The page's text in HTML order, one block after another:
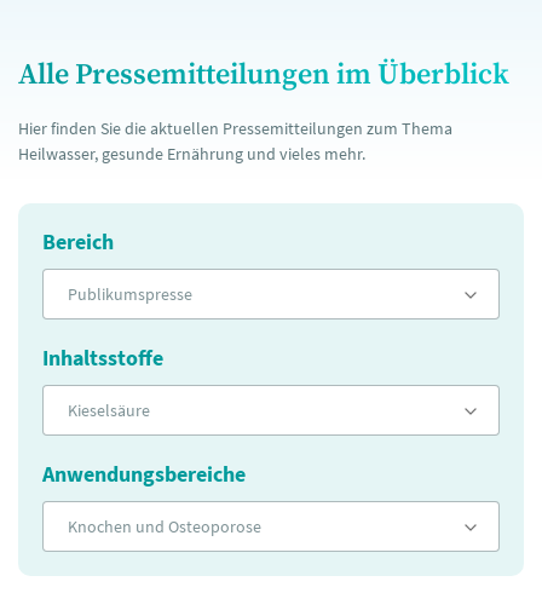
Alle Pressemitteilungen im Überblick
Hier finden Sie die aktuellen Pressemitteilungen zum Thema
Heilwasser, gesunde Ernährung und vieles mehr.
Bereich
Publikumspresse
Inhaltsstoffe
Kieselsäure
Anwendungsbereiche
Knochen und Osteoporose